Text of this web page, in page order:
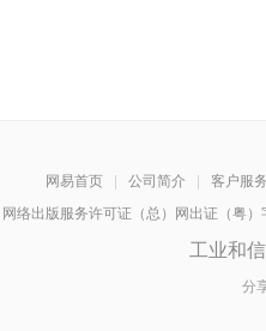
网易首页 | 公司简介 | 客户服务
网络出版服务许可证（总）网出证（粤
工业和
分